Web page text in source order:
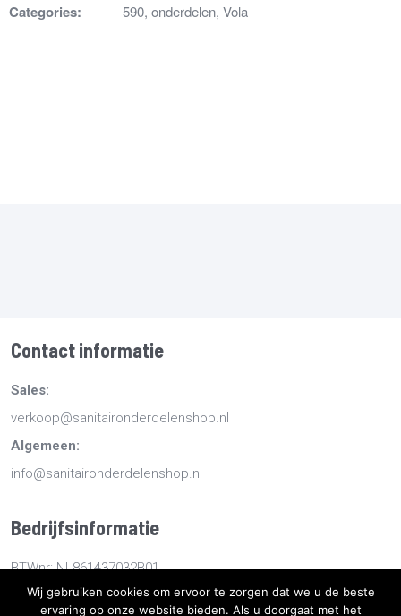
Categories: 590, onderdelen, Vola
Contact informatie
Sales:
verkoop@sanitaironderdelenshop.nl
Algemeen:
info@sanitaironderdelenshop.nl
Bedrijfsinformatie
BTWnr: NL861437032B01
KvKnr: 78527112
Wij gebruiken cookies om ervoor te zorgen dat we u de beste
ervaring op onze website bieden. Als u doorgaat met het